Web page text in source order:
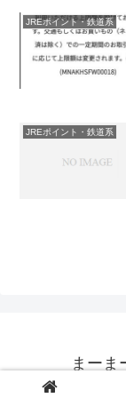
JREポイント・鉄道系
JREポイント・鉄道系
まーま
© 2024